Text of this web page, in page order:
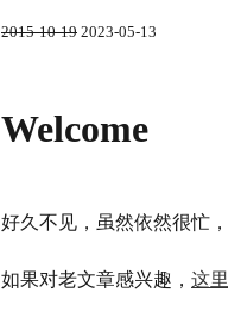
2015-10-19 2023-05-13
Welcome
好久不见 ， 虽然依然很忙 ，
如果对老文章感兴趣 ， 这里